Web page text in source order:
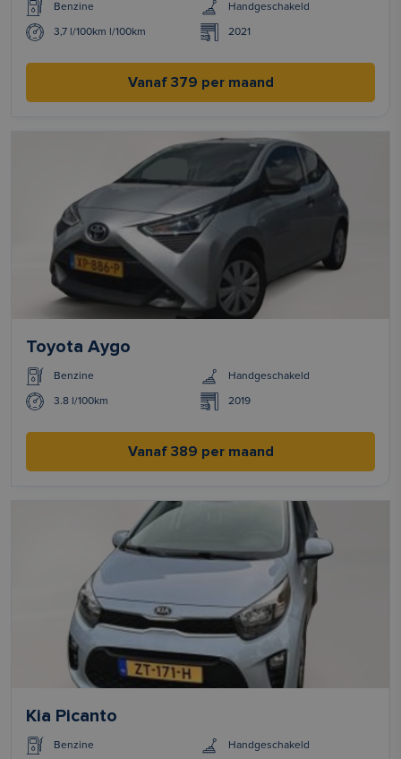
Benzine Handgeschakeld
3,7 l/100km l/100km 2021
Vanaf 379 per maand
Toyota Aygo
Benzine Handgeschakeld
3.8 l/100km 2019
Vanaf 389 per maand
Kia Picanto
Benzine Handgeschakeld